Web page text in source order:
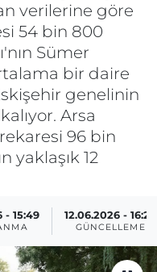
verilerine göre
54 bin 800
Sümer
bir daire
genelinin
Arsa
96 bin
yaklaşık 12
- 15:49 12.06.2026 - 16:26
GÜNCELLEME